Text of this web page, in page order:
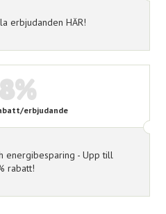
erbjudanden HÄR!
erbjudande
energibesparing - Upp till
rabatt!